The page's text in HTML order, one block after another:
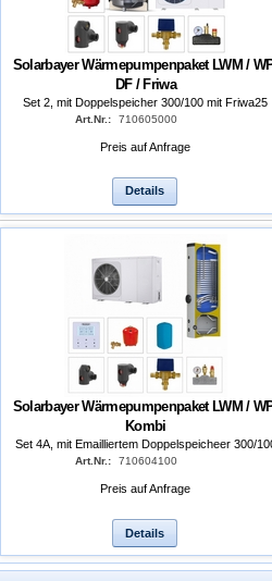
Solarbayer Wärmepumpenpaket LWM /
DF / Friwa
Set 2, mit Doppelspeicher 300/100 mit Friwa25
Art.Nr.: 710605000
Preis auf Anfrage
Details
Solarbayer Wärmepumpenpaket LWM /
Kombi
Set 4A, mit Emailliertem Doppelspeicheer 300/
Art.Nr.: 710604100
Preis auf Anfrage
Details